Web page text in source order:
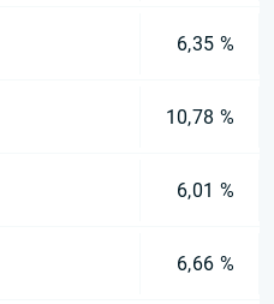
6,35 %
10,78 %
6,01 %
6,66 %